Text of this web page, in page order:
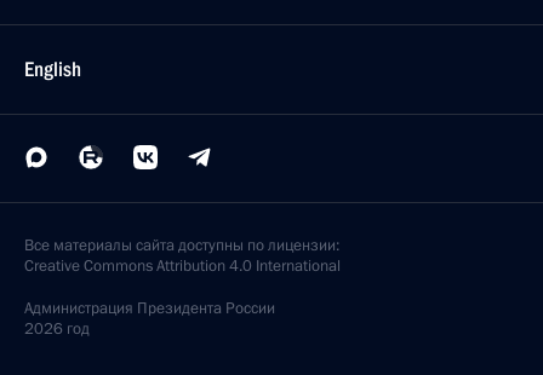
English
Все материалы сайта доступны по лицензии:
Creative Commons Attribution 4.0 International
Администрация Президента России
2026 год